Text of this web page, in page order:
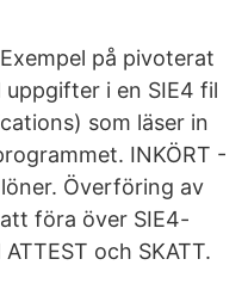
på pivoterat
i en SIE4 fil
som läser in
INKÖRT -
Överföring av
föra över SIE4-
och SKATT.